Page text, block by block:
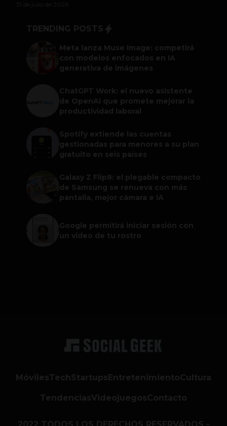
31 de julio de 2026
TRENDING POSTS
Meta lanza Muse Image: competirá
con modelos enfocados en IA
generativa de imágenes
ChatGPT Work: el nuevo asistente
de OpenAI que promete mejorar la
productividad laboral
Spotify extiende las cuentas
gestionadas para menores a su plan
gratuito en seis países
Galaxy Z Flip8: el plegable compacto
de Samsung se renueva con más
pantalla, mejor cámara e IA
Google permitirá iniciar sesión con
un video de tu rostro